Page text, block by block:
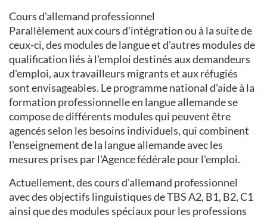
Cours d'allemand professionnel
Parallèlement aux cours d'intégration ou à la suite de
ceux-ci, des modules de langue et d'autres modules de
qualification liés à l'emploi destinés aux demandeurs
d'emploi, aux travailleurs migrants et aux réfugiés
sont envisageables. Le programme national d'aide à la
formation professionnelle en langue allemande se
compose de différents modules qui peuvent être
agencés selon les besoins individuels, qui combinent
l'enseignement de la langue allemande avec les
mesures prises par l'Agence fédérale pour l'emploi.
Actuellement, des cours d'allemand professionnel
avec des objectifs linguistiques de TBS A2, B1, B2, C1
ainsi que des modules spéciaux pour les professions